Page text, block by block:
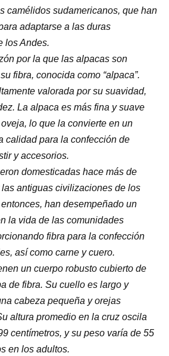
camélidos sudamericanos, que han
adaptarse a las duras
los Andes.
por la que las alpacas son
fibra, conocida como “alpaca”.
valorada por su suavidad,
La alpaca es más fina y suave
lo que la convierte en un
calidad para la confección de
y accesorios.
domesticadas hace más de
antiguas civilizaciones de los
han desempeñado un
la vida de las comunidades
fibra para la confección
así como carne y cuero.
un cuerpo robusto cubierto de
de fibra. Su cuello es largo y
cabeza pequeña y orejas
altura promedio en la cruz oscila
centímetros, y su peso varía de 55
en los adultos.